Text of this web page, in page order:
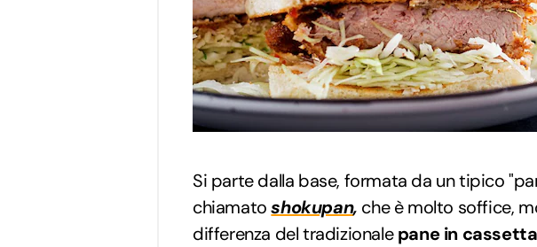
Si parte dalla base, formata da un tipico
chiamatoshokupan, che è molto soffice,
differenza del tradizionalepane in